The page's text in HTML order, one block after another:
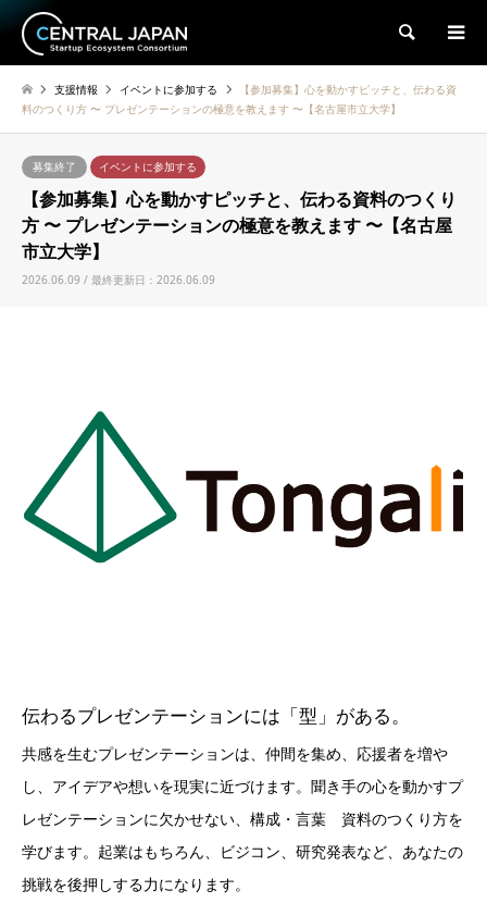
検索
支援情報 イベントに参加する
【参加募集】心を動かすピッチと、伝わる資
料のつくり方 〜 プレゼンテーションの極意を教えます 〜【名古屋市立大学】
募集終了 イベントに参加する
【参加募集】心を動かすピッチと、伝わる資料のつくり
方 〜 プレゼンテーションの極意を教えます 〜【名古屋
市立大学】
2026.06.09 / 最終更新日：2026.06.09
伝わるプレゼンテーションには「型」がある。
共感を生むプレゼンテーションは、仲間を集め、応援者を増や
し、アイデアや想いを現実に近づけます。聞き手の心を動かすプ
レゼンテーションに欠かせない、構成・言葉 資料のつくり方を
学びます。起業はもちろん、ビジコン、研究発表など、あなたの
挑戦を後押しする力になります。